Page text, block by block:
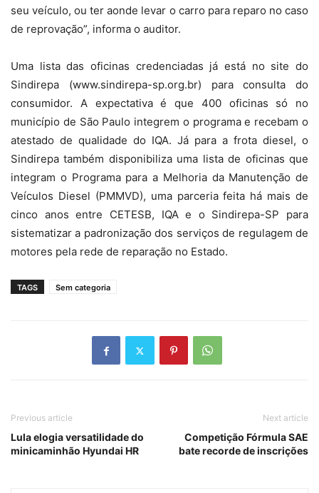
seu veículo, ou ter aonde levar o carro para reparo no caso
de reprovação”, informa o auditor.
Uma lista das oficinas credenciadas já está no site do
Sindirepa (www.sindirepa-sp.org.br) para consulta do
consumidor. A expectativa é que 400 oficinas só no
município de São Paulo integrem o programa e recebam o
atestado de qualidade do IQA. Já para a frota diesel, o
Sindirepa também disponibiliza uma lista de oficinas que
integram o Programa para a Melhoria da Manutenção de
Veículos Diesel (PMMVD), uma parceria feita há mais de
cinco anos entre CETESB, IQA e o Sindirepa-SP para
sistematizar a padronização dos serviços de regulagem de
motores pela rede de reparação no Estado.
TAGS Sem categoria
Previous article
Lula elogia versatilidade do
minicaminhão Hyundai HR
Next article
Competição Fórmula SAE
bate recorde de inscrições